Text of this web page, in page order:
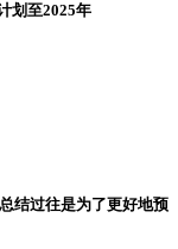
划至2025年
结过往是为了更好地预